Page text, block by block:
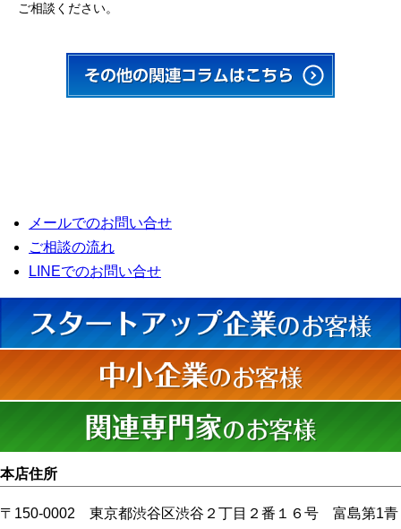
ご相談ください。
メールでのお問い合せ
ご相談の流れ
LINEでのお問い合せ
本店住所
〒150-0002 東京都渋谷区渋谷２丁目２番１６号 富島第1青